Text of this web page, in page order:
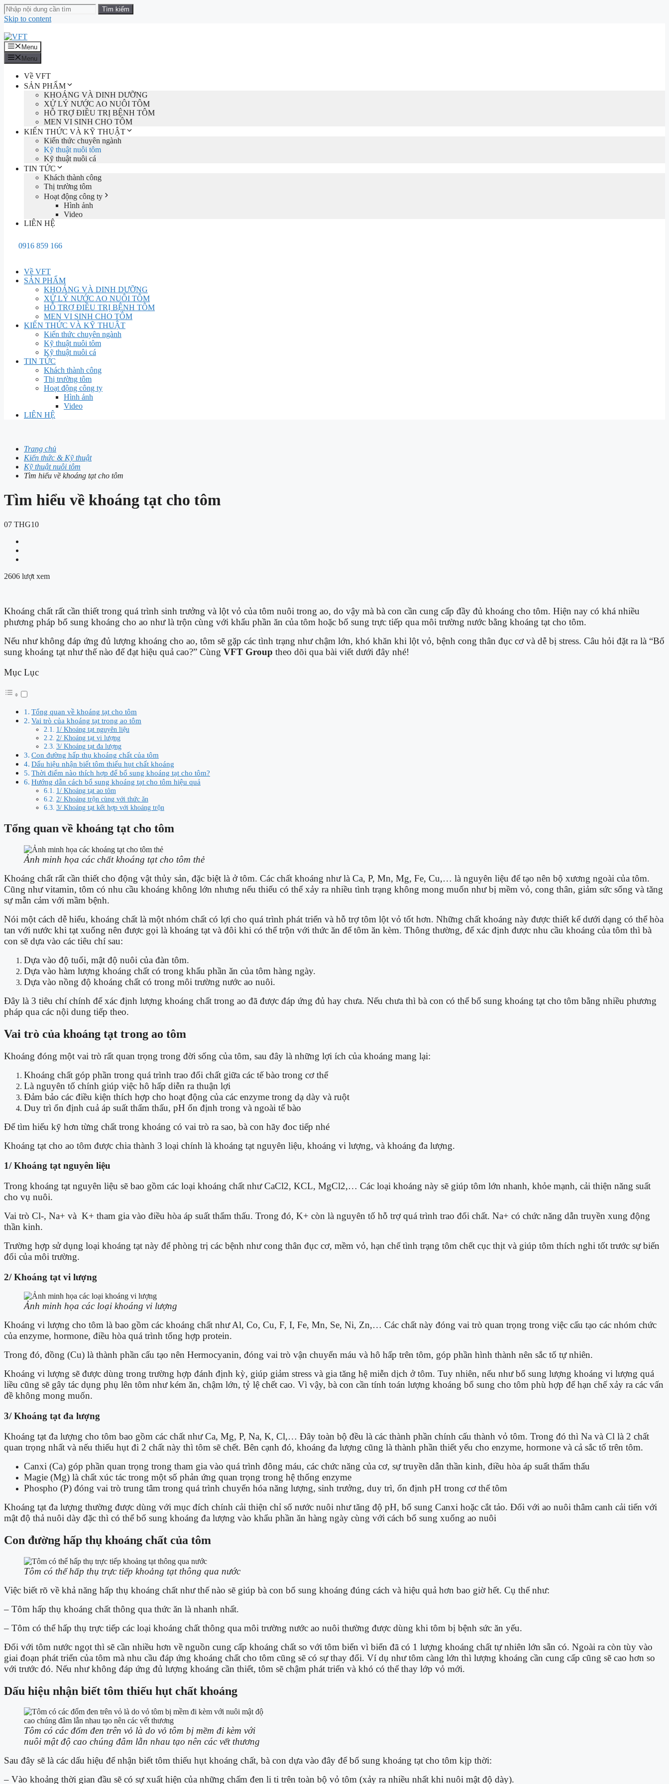
Skip to content
Menu
Menu
Về VFT
SẢN PHẨM
KHOÁNG VÀ DINH DƯỠNG
XỬ LÝ NƯỚC AO NUÔI TÔM
HỖ TRỢ ĐIỀU TRỊ BỆNH TÔM
MEN VI SINH CHO TÔM
KIẾN THỨC VÀ KỸ THUẬT
Kiến thức chuyên ngành
Kỹ thuật nuôi tôm
Kỹ thuật nuôi cá
TIN TỨC
Khách thành công
Thị trường tôm
Hoạt động công ty
Hình ảnh
Video
LIÊN HỆ
0916 859 166
Về VFT
SẢN PHẨM
KHOÁNG VÀ DINH DƯỠNG
XỬ LÝ NƯỚC AO NUÔI TÔM
HỖ TRỢ ĐIỀU TRỊ BỆNH TÔM
MEN VI SINH CHO TÔM
KIẾN THỨC VÀ KỸ THUẬT
Kiến thức chuyên ngành
Kỹ thuật nuôi tôm
Kỹ thuật nuôi cá
TIN TỨC
Khách thành công
Thị trường tôm
Hoạt động công ty
Hình ảnh
Video
LIÊN HỆ
Trang chủ
Kiến thức & Kỹ thuật
Kỹ thuật nuôi tôm
Tìm hiểu về khoáng tạt cho tôm
Tìm hiểu về khoáng tạt cho tôm
07 THG10
2606 lượt xem
Khoáng chất rất cần thiết trong quá trình sinh trưởng và lột vỏ của tôm nuôi trong ao, do vậy mà bà con cần cung cấp đầy đủ khoáng cho tôm. Hiện nay có khá nhiều
phương pháp bổ sung khoáng cho ao như là trộn cùng với khẩu phần ăn của tôm hoặc bổ sung trực tiếp qua môi trường nước bằng khoáng tạt cho tôm.
Nếu như không đáp ứng đủ lượng khoáng cho ao, tôm sẽ gặp các tình trạng như chậm lớn, khó khăn khi lột vỏ, bệnh cong thân đục cơ và dễ bị stress. Câu hỏi đặt ra là “Bổ
sung khoáng tạt như thế nào để đạt hiệu quả cao?” Cùng VFT Group theo dõi qua bài viết dưới đây nhé!
Mục Lục
Tổng quan về khoáng tạt cho tôm
Vai trò của khoáng tạt trong ao tôm
1/ Khoáng tạt nguyên liệu
2/ Khoáng tạt vi lượng
3/ Khoáng tạt đa lượng
Con đường hấp thụ khoáng chất của tôm
Dấu hiệu nhận biết tôm thiếu hụt chất khoáng
Thời điểm nào thích hợp để bổ sung khoáng tạt cho tôm?
Hướng dẫn cách bổ sung khoáng tạt cho tôm hiệu quả
1/ Khoáng tạt ao tôm
2/ Khoáng trộn cùng với thức ăn
3/ Khoáng tạt kết hợp với khoáng trộn
Tổng quan về khoáng tạt cho tôm
Ảnh minh họa các chất khoáng tạt cho tôm thẻ
Khoáng chất rất cần thiết cho động vật thủy sản, đặc biệt là ở tôm. Các chất khoáng như là Ca, P, Mn, Mg, Fe, Cu,… là nguyên liệu để tạo nên bộ xương ngoài của tôm.
Cũng như vitamin, tôm có nhu cầu khoáng không lớn nhưng nếu thiếu có thể xảy ra nhiều tình trạng không mong muốn như bị mềm vỏ, cong thân, giảm sức sống và tăng
sự mẫn cảm với mầm bệnh.
Nói một cách dễ hiểu, khoáng chất là một nhóm chất có lợi cho quá trình phát triển và hỗ trợ tôm lột vỏ tốt hơn. Những chất khoáng này được thiết kế dưới dạng có thể hòa
tan với nước khi tạt xuống nên được gọi là khoáng tạt và đôi khi có thể trộn với thức ăn để tôm ăn kèm. Thông thường, để xác định được nhu cầu khoáng của tôm thì bà
con sẽ dựa vào các tiêu chí sau:
Dựa vào độ tuổi, mật độ nuôi của đàn tôm.
Dựa vào hàm lượng khoáng chất có trong khẩu phần ăn của tôm hàng ngày.
Dựa vào nồng độ khoáng chất có trong môi trường nước ao nuôi.
Đây là 3 tiêu chí chính để xác định lượng khoáng chất trong ao đã được đáp ứng đủ hay chưa. Nếu chưa thì bà con có thể bổ sung khoáng tạt cho tôm bằng nhiều phương
pháp qua các nội dung tiếp theo.
Vai trò của khoáng tạt trong ao tôm
Khoáng đóng một vai trò rất quan trọng trong đời sống của tôm, sau đây là những lợi ích của khoáng mang lại:
Khoáng chất góp phần trong quá trình trao đổi chất giữa các tế bào trong cơ thể
Là nguyên tố chính giúp việc hô hấp diễn ra thuận lợi
Đảm bảo các điều kiện thích hợp cho hoạt động của các enzyme trong dạ dày và ruột
Duy trì ổn định cuả áp suất thẩm thấu, pH ổn định trong và ngoài tế bào
Để tìm hiểu kỹ hơn từng chất trong khoáng có vai trò ra sao, bà con hãy đoc tiếp nhé
Khoáng tạt cho ao tôm được chia thành 3 loại chính là khoáng tạt nguyên liệu, khoáng vi lượng, và khoáng đa lượng.
1/ Khoáng tạt nguyên liệu
Trong khoáng tạt nguyên liệu sẽ bao gồm các loại khoáng chất như CaCl2, KCL, MgCl2,… Các loại khoáng này sẽ giúp tôm lớn nhanh, khỏe mạnh, cải thiện năng suất
cho vụ nuôi.
Vai trò Cl-, Na+ và K+ tham gia vào điều hòa áp suất thẩm thấu. Trong đó, K+ còn là nguyên tố hỗ trợ quá trình trao đổi chất. Na+ có chức năng dẫn truyền xung động
thần kinh.
Trường hợp sử dụng loại khoáng tạt này để phòng trị các bệnh như cong thân đục cơ, mềm vỏ, hạn chế tình trạng tôm chết cục thịt và giúp tôm thích nghi tốt trước sự biến
đổi của môi trường.
2/ Khoáng tạt vi lượng
Ảnh minh họa các loại khoáng vi lượng
Khoáng vi lượng cho tôm là bao gồm các khoáng chất như Al, Co, Cu, F, I, Fe, Mn, Se, Ni, Zn,… Các chất này đóng vai trò quan trọng trong việc cấu tạo các nhóm chức
của enzyme, hormone, điều hòa quá trình tổng hợp protein.
Trong đó, đồng (Cu) là thành phần cấu tạo nên Hermocyanin, đóng vai trò vận chuyển máu và hô hấp trên tôm, góp phần hình thành nên sắc tố tự nhiên.
Khoáng vi lượng sẽ được dùng trong trường hợp đánh định kỳ, giúp giảm stress và gia tăng hệ miễn dịch ở tôm. Tuy nhiên, nếu như bổ sung lượng khoáng vi lượng quá
liều cũng sẽ gây tác dụng phụ lên tôm như kém ăn, chậm lớn, tỷ lệ chết cao. Vì vậy, bà con cần tính toán lượng khoáng bổ sung cho tôm phù hợp để hạn chế xảy ra các vấn
đề không mong muốn.
3/ Khoáng tạt đa lượng
Khoáng tạt đa lượng cho tôm bao gồm các chất như Ca, Mg, P, Na, K, Cl,… Đây toàn bộ đều là các thành phần chính cấu thành vỏ tôm. Trong đó thì Na và Cl là 2 chất
quan trọng nhất và nếu thiếu hụt đi 2 chất này thì tôm sẽ chết. Bên cạnh đó, khoáng đa lượng cũng là thành phần thiết yếu cho enzyme, hormone và cả sắc tố trên tôm.
Canxi (Ca) góp phần quan trọng trong tham gia vào quá trình đông máu, các chức năng của cơ, sự truyền dẫn thần kinh, điều hòa áp suất thẩm thấu
Magie (Mg) là chất xúc tác trong một số phản ứng quan trọng trong hệ thống enzyme
Phospho (P) đóng vai trò trung tâm trong quá trình chuyển hóa năng lượng, sinh trưởng, duy trì, ổn định pH trong cơ thể tôm
Khoáng tạt đa lượng thường được dùng với mục đích chính cải thiện chỉ số nước nuôi như tăng độ pH, bổ sung Canxi hoặc cắt tảo. Đối với ao nuôi thâm canh cải tiến với
mật độ thả nuôi dày đặc thì có thể bổ sung khoáng đa lượng vào khẩu phần ăn hàng ngày cùng với cách bổ sung xuống ao nuôi
Con đường hấp thụ khoáng chất của tôm
Tôm có thể hấp thụ trực tiếp khoảng tạt thông qua nước
Việc biết rõ về khả năng hấp thụ khoáng chất như thế nào sẽ giúp bà con bổ sung khoáng đúng cách và hiệu quả hơn bao giờ hết. Cụ thể như:
– Tôm hấp thụ khoáng chất thông qua thức ăn là nhanh nhất.
– Tôm có thể hấp thụ trực tiếp các loại khoáng chất thông qua môi trường nước ao nuôi thường được dùng khi tôm bị bệnh sức ăn yếu.
Đối với tôm nước ngọt thì sẽ cần nhiều hơn về nguồn cung cấp khoáng chất so với tôm biển vì biển đã có 1 lượng khoáng chất tự nhiên lớn sẵn có. Ngoài ra còn tùy vào
giai đoạn phát triển của tôm mà nhu cầu đáp ứng khoáng chất cho tôm cũng sẽ có sự thay đổi. Ví dụ như tôm càng lớn thì lượng khoáng cần cung cấp cũng sẽ cao hơn so
với trước đó. Nếu như không đáp ứng đủ lượng khoáng cần thiết, tôm sẽ chậm phát triển và khó có thể thay lớp vỏ mới.
Dấu hiệu nhận biết tôm thiếu hụt chất khoáng
Tôm có các đốm đen trên vỏ là do vỏ tôm bị mềm đi kèm với
nuôi mật độ cao chúng đâm lẫn nhau tạo nên các vết thương
Sau đây sẽ là các dấu hiệu để nhận biết tôm thiếu hụt khoáng chất, bà con dựa vào đây để bổ sung khoáng tạt cho tôm kịp thời:
– Vào khoảng thời gian đầu sẽ có sự xuất hiện của những chấm đen li ti trên toàn bộ vỏ tôm (xảy ra nhiều nhất khi nuôi mật độ dày).